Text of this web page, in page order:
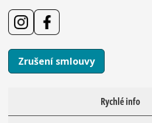
Zrušení smlouvy
Rychlé info